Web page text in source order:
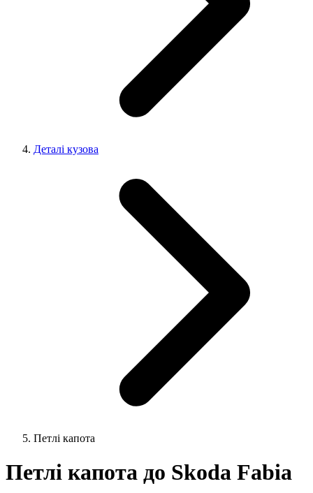
Деталі кузова
Петлі капота
Петлі капота до Skoda Fabia